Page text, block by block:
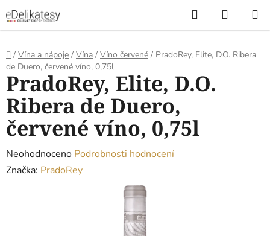
na
obsah
Hledat
KOŠÍK
Domů
/ Vína a nápoje / Vína / Víno červené / PradoRey, Elite, D.O. Ribera
de Duero, červené víno, 0,75l
PradoRey, Elite, D.O.
Ribera de Duero,
červené víno, 0,75l
Průměrné
hodnocení
Neohodnoceno Podrobnosti hodnocení
Značka: PradoRey